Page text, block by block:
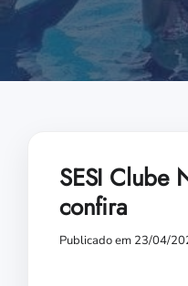
SESI Clube
confira
Publicado em 23/04/